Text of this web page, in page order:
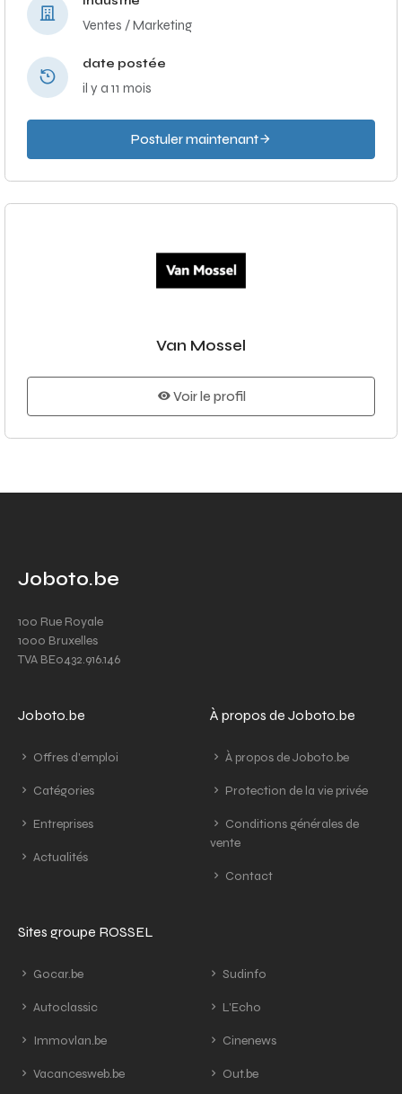
Ventes / Marketing
date postée
il y a 11 mois
Postuler maintenant
Van Mossel
Voir le profil
Joboto.be
100 Rue Royale
1000 Bruxelles
TVA BE0432.916.146
Joboto.be
Offres d'emploi
Catégories
Entreprises
Actualités
À propos de Joboto.be
À propos de Joboto.be
Protection de la vie privée
Conditions générales de
vente
Contact
Sites groupe ROSSEL
Gocar.be
Autoclassic
Immovlan.be
Vacancesweb.be
Sudinfo
L'Echo
Cinenews
Out.be